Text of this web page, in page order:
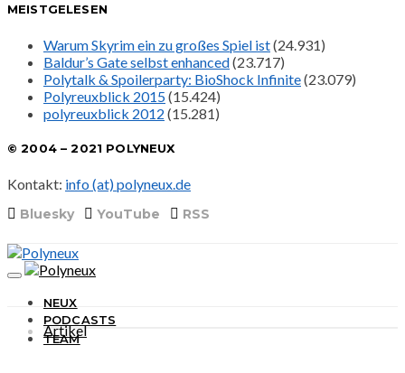
MEISTGELESEN
Warum Skyrim ein zu großes Spiel ist(24.931)
Baldur’s Gate selbst enhanced(23.717)
Polytalk & Spoilerparty: BioShock Infinite(23.079)
Polyreuxblick 2015(15.424)
polyreuxblick 2012 (15.281)
© 2004 – 2021 POLYNEUX
Kontakt: info (at) polyneux.de
Bluesky YouTube RSS
NEUX
PODCASTS
TEAM
Artikel